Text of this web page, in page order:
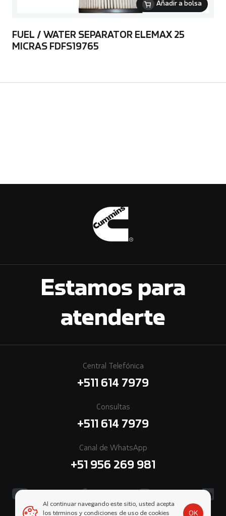
Añadir a bolsa
FUEL / WATER SEPARATOR ELEMAX 25
MICRAS FDFS19765
Estamos para
atenderte
Central Telefónica
+511 614 7979
Consultas
+511 614 7979
Canal de WhatsApp
+51 956 269 981
Al continuar navegando este sitio, usted acepta
los términos y condiciones de uso de cookies
OK